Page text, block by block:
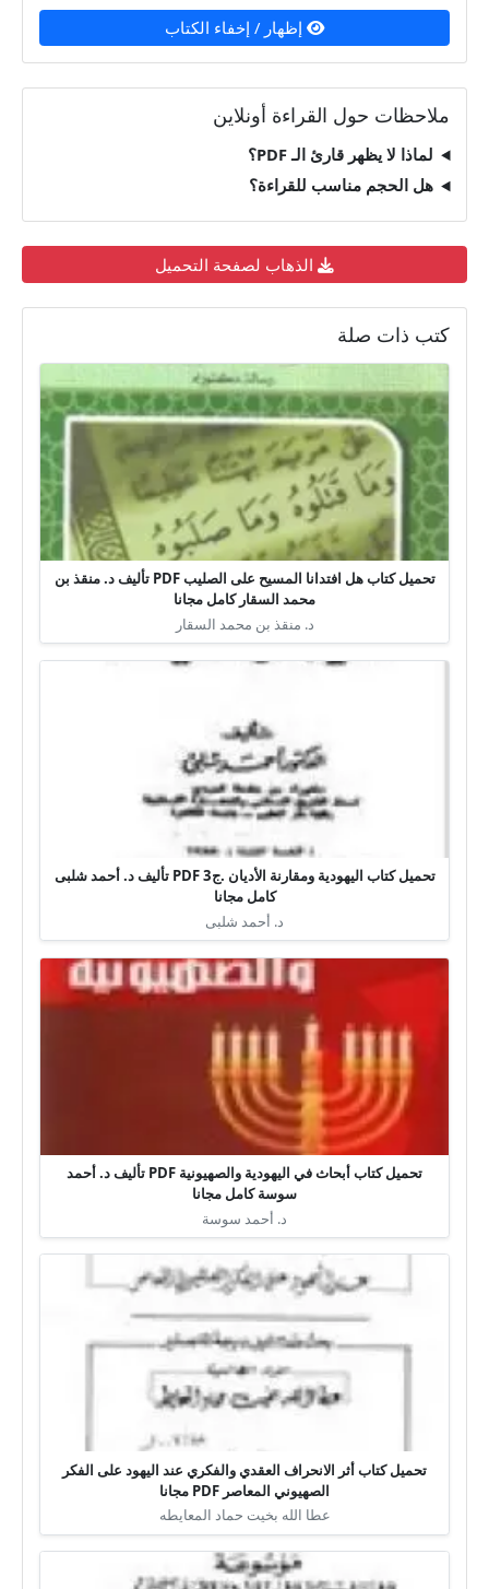
إظهار / إخفاء الكتاب
ملاحظات حول القراءة أونلاين
لماذا لا يظهر قارئ الـ PDF؟
هل الحجم مناسب للقراءة؟
الذهاب لصفحة التحميل
كتب ذات صلة
تحميل كتاب هل افتدانا المسيح على الصليب PDF تأليف د. منقذ بن
محمد السقار كامل مجانا
د. منقذ بن محمد السقار
تحميل كتاب اليهودية ومقارنة الأديان .ج3 PDF تأليف د. أحمد شلبى
كامل مجانا
د. أحمد شلبى
تحميل كتاب أبحاث في اليهودية والصهيونية PDF تأليف د. أحمد
سوسة كامل مجانا
د. أحمد سوسة
تحميل كتاب أثر الانحراف العقدي والفكري عند اليهود على الفكر
الصهيوني المعاصر PDF مجانا
عطا الله بخيت حماد المعايطه